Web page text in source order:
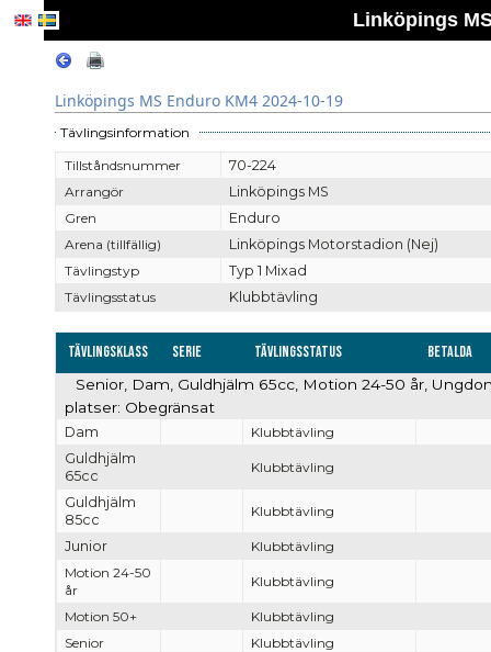
Linköpings
Linköpings MS Enduro KM4 2024-10-19
Tävlingsinformation
Tillståndsnummer
70-224
Arrangör
Linköpings MS
Gren
Enduro
Arena (tillfällig)
Linköpings Motorstadion (Nej)
Tävlingstyp
Typ 1 Mixad
Tävlingsstatus
Klubbtävling
Tävlingsklass Serie Tävlingsstatus Betalda
Senior, Dam, Guldhjälm 65cc, Motion 24-50 år,
platser: Obegränsat
Dam
Klubbtävling
Guldhjälm
65cc
Klubbtävling
Guldhjälm
85cc
Klubbtävling
Junior
Klubbtävling
Motion 24-50
år
Klubbtävling
Motion 50+
Klubbtävling
Senior
Klubbtävling